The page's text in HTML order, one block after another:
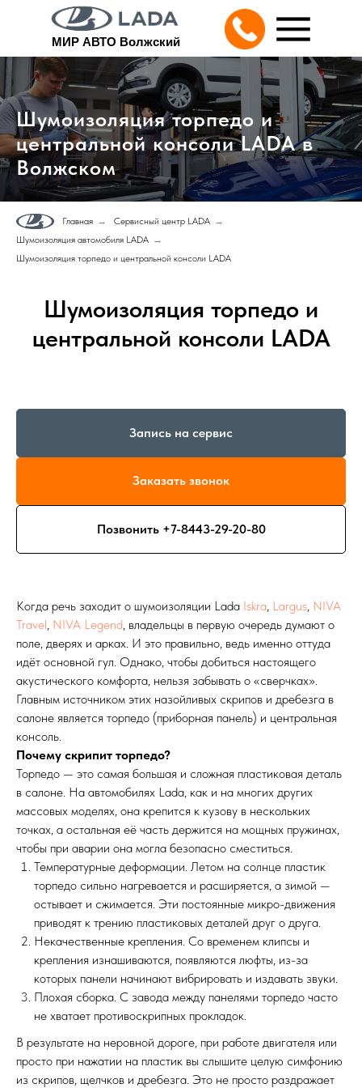
МИР АВТО Волжский
Шумоизоляция торпедо и
центральной консоли LADA в
Волжском
Главная → Сервисный центр LADA →
Шумоизоляция автомобиля LADA →
Шумоизоляция торпедо и центральной консоли LADA
Шумоизоляция торпедо и
центральной консоли LADA
Запись на сервис
Заказать звонок
Позвонить +7-8443-29-20-80
Когда речь заходит о шумоизоляции Lada Iskra Largus NIVA
Travel NIVA Legend , владельцы в первую очередь думают о
поле, дверях и арках. И это правильно, ведь именно оттуда
идёт основной гул. Однако, чтобы добиться настоящего
акустического комфорта, нельзя забывать о «сверчках».
Главным источником этих назойливых скрипов и дребезга в
салоне является торпедо (приборная панель) и центральная
консоль.
Почему скрипит торпедо?
Торпедо — это самая большая и сложная пластиковая деталь
в салоне. На автомобилях Lada, как и на многих других
массовых моделях, она крепится к кузову в нескольких
точках, а остальная её часть держится на мощных пружинах,
чтобы при аварии она могла безопасно сместиться.
Температурные деформации. Летом на солнце пластик
торпедо сильно нагревается и расширяется, а зимой —
остывает и сжимается. Эти постоянные микро-движения
приводят к трению пластиковых деталей друг о друга.
Некачественные крепления. Со временем клипсы и
крепления изнашиваются, появляются люфты, из-за
которых панели начинают вибрировать и издавать звуки.
Плохая сборка. С завода между панелями торпедо часто
не хватает противоскрипных прокладок.
В результате на неровной дороге, при работе двигателя или
просто при нажатии на пластик вы слышите целую симфонию
из скрипов, щелчков и дребезга. Это не просто раздражает